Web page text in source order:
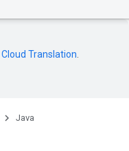
Cloud Translation
Java